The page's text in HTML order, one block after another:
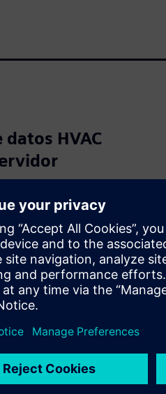
HVAC
tres o cuatro años
e intercambio de
operadores
descubrir:
el enfoque
diferentes escenarios